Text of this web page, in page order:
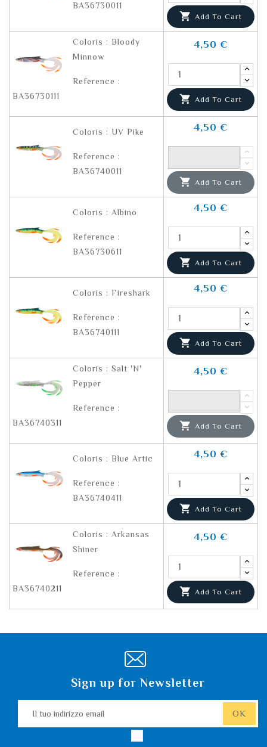
BA36730011
 Add To Cart
Coloris : Bloody
Minnow
Reference :
BA36730111
4,50 €
 Add To Cart
Coloris : UV Pike
Reference :
BA36740011
4,50 €
 Add To Cart
Coloris : Albino
Reference :
BA36730611
4,50 €
 Add To Cart
Coloris : Fireshark
Reference :
BA36740111
4,50 €
 Add To Cart
Coloris : Salt 'N'
Pepper
Reference :
BA36740311
4,50 €
 Add To Cart
Coloris : Blue Artic
Reference :
BA36740411
4,50 €
 Add To Cart
Coloris : Arkansas
Shiner
Reference :
BA36740211
4,50 €
 Add To Cart
Sign up for Newsletter